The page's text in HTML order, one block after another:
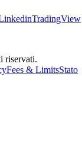
TradingView
riservati.
Fees & LimitsStato